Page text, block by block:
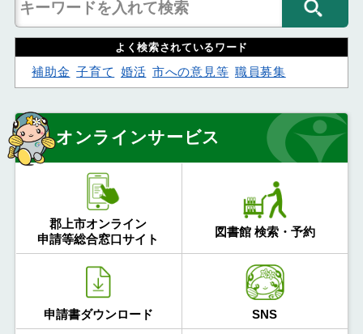
よく検索されているワード
補助金 子育て 婚活 市への意見等 職員募集
オンラインサービス
郡上市オンライン
申請等総合窓口サイト
図書館 検索・予約
申請書ダウンロード SNS